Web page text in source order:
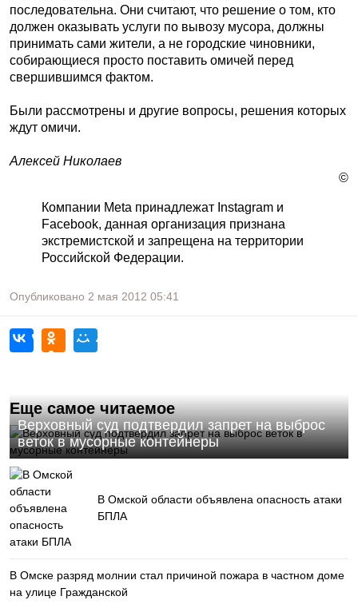
последовательна. Они считают, что решение о том, кто
должен оказывать услуги по вывозу мусора, должны
принимать сами жители, а не городские чиновники,
собирающиеся просто поставить омичей перед
свершившимся фактом.
Были рассмотрены и другие вопросы, решения которых
ждут омичи.
Алексей Николаев
©
Компании Meta принадлежат Instagram и
Facebook, данная организация признана
экстремистской и запрещена на территории
Российской Федерации.
Опубликовано 2 мая 2012 05:41
Еще самое читаемое
Верховный суд подтвердил запрет на выброс
веток в мусорные контейнеры
В Омской области объявлена опасность атаки
БПЛА
В Омске разряд молнии стал причиной пожара в частном доме
на улице Гражданской